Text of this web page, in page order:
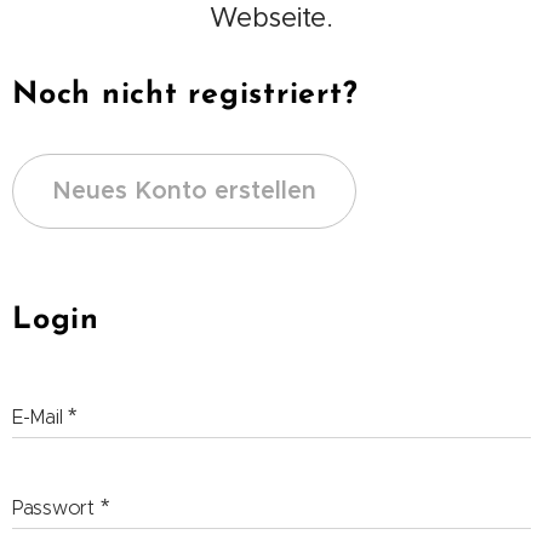
Webseite.
Noch nicht registriert?
Neues Konto erstellen
Login
E-Mail
Passwort